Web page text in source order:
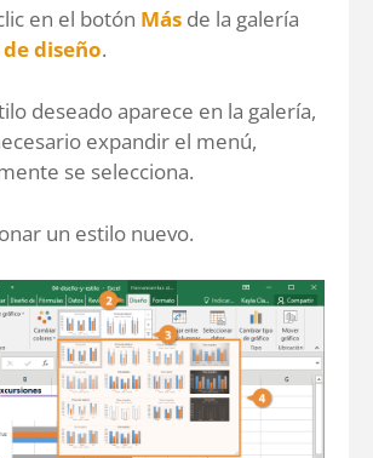
en el botón Más de la galería
diseño.
deseado aparece en la galería,
expandir el menú,
se selecciona.
un estilo nuevo.